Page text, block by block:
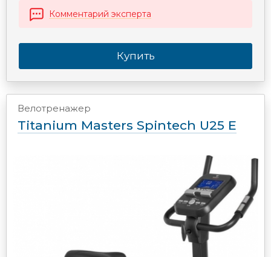
Комментарий эксперта
Купить
Велотренажер
Titanium Masters Spintech U25 E